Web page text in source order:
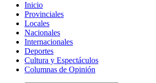
Inicio
Provinciales
Locales
Nacionales
Internacionales
Deportes
Cultura y Espectáculos
Columnas de Opinión